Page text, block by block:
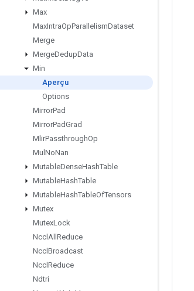
Max
MaxIntraOpParallelismDataset
Merge
MergeDedupData
Min
Aperçu
Options
MirrorPad
MirrorPadGrad
MlirPassthroughOp
Mul NoNan
MutableDenseHashTable
MutableHashTable
MutableHashTableOfTensors
Mutex
MutexLock
Nccl All Reduce
Nccl Broadcast
Nccl Reduce
Ndtri